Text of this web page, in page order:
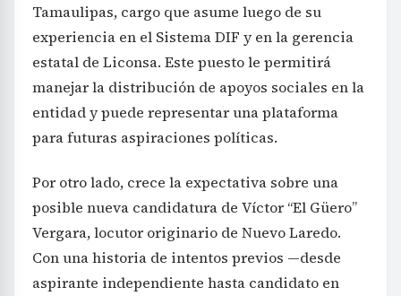
Tamaulipas, cargo que asume luego de su
experiencia en el Sistema DIF y en la gerencia
estatal de Liconsa. Este puesto le permitirá
manejar la distribución de apoyos sociales en la
entidad y puede representar una plataforma
para futuras aspiraciones políticas.
Por otro lado, crece la expectativa sobre una
posible nueva candidatura de Víctor “El Güero”
Vergara, locutor originario de Nuevo Laredo.
Con una historia de intentos previos —desde
aspirante independiente hasta candidato en